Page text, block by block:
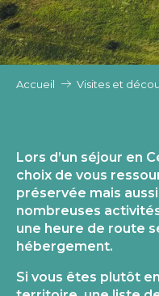
Accueil Visites et
Lors d’un séjour en
choix de vous
préservée mais
nombreuses
une heure de route
hébergement.
Si vous êtes plutôt